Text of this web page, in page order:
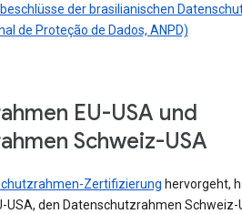
der brasilianischen
de Proteção de Dados, ANPD)
EU-USA und
Schweiz-USA
Zertifizierung hervorgeht,
USA, den Datenschutzrahmen Schweiz-